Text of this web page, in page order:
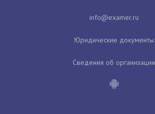
Юридические документы
Сведения об организации